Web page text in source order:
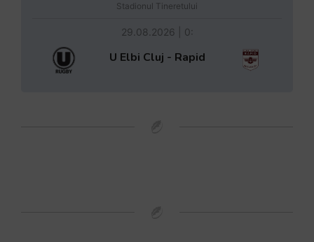
Stadionul Tineretului
29.08.2026 | 0:
U Elbi Cluj - Rapid